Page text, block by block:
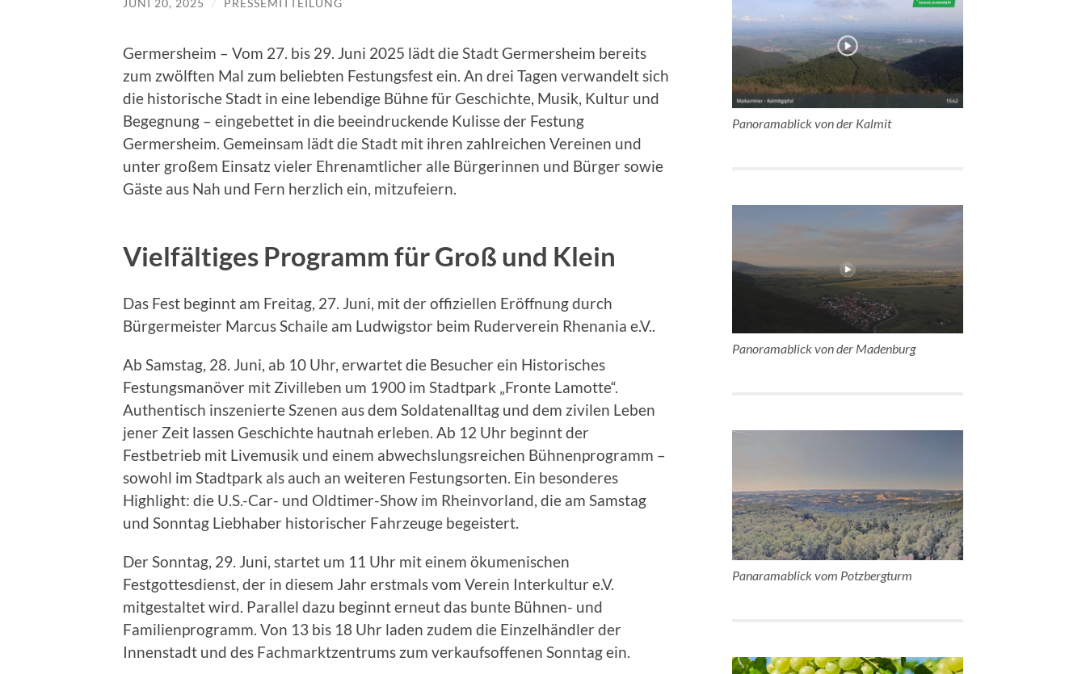
Germersheim – Vom 27. bis 29. Juni 2025 lädt die Stadt Germersheim bereits
zum zwölften Mal zum beliebten Festungsfest ein. An drei Tagen verwandelt sich
die historische Stadt in eine lebendige Bühne für Geschichte, Musik, Kultur und
Begegnung – eingebettet in die beeindruckende Kulisse der Festung
Germersheim. Gemeinsam lädt die Stadt mit ihren zahlreichen Vereinen und
unter großem Einsatz vieler Ehrenamtlicher alle Bürgerinnen und Bürger sowie
Gäste aus Nah und Fern herzlich ein, mitzufeiern.
Vielfältiges Programm für Groß und Klein
Das Fest beginnt am Freitag, 27. Juni, mit der offiziellen Eröffnung durch
Bürgermeister Marcus Schaile am Ludwigstor beim Ruderverein Rhenania e.V..
Ab Samstag, 28. Juni, ab 10 Uhr, erwartet die Besucher ein Historisches
Festungsmanöver mit Zivilleben um 1900 im Stadtpark „Fronte Lamotte“.
Authentisch inszenierte Szenen aus dem Soldatenalltag und dem zivilen Leben
jener Zeit lassen Geschichte hautnah erleben. Ab 12 Uhr beginnt der
Festbetrieb mit Livemusik und einem abwechslungsreichen Bühnenprogramm –
sowohl im Stadtpark als auch an weiteren Festungsorten. Ein besonderes
Highlight: die U.S.-Car- und Oldtimer-Show im Rheinvorland, die am Samstag
und Sonntag Liebhaber historischer Fahrzeuge begeistert.
Der Sonntag, 29. Juni, startet um 11 Uhr mit einem ökumenischen
Festgottesdienst, der in diesem Jahr erstmals vom Verein Interkultur e.V.
mitgestaltet wird. Parallel dazu beginnt erneut das bunte Bühnen- und
Familienprogramm. Von 13 bis 18 Uhr laden zudem die Einzelhändler der
Innenstadt und des Fachmarktzentrums zum verkaufsoffenen Sonntag ein.
Panoramablick von der Kalmit
Panoramablick von der Madenburg
Panaramablick vom Potzbergturm